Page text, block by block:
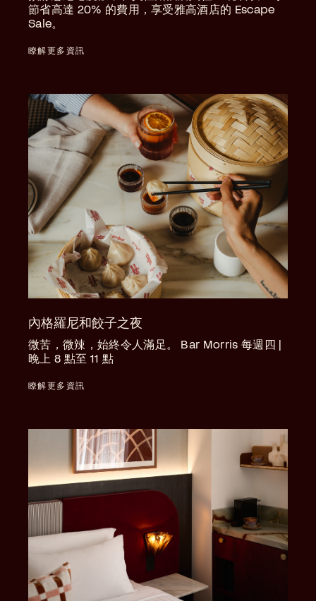
節省高達 20% 的費用，享受雅高酒店的 Escape
Sale。
瞭解更多資訊
內格羅尼和餃子之夜
微苦，微辣，始終令人滿足。 Bar Morris 每週四 |
晚上 8 點至 11 點
瞭解更多資訊